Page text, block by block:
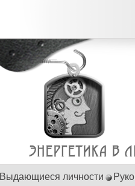
Выдающиеся личности